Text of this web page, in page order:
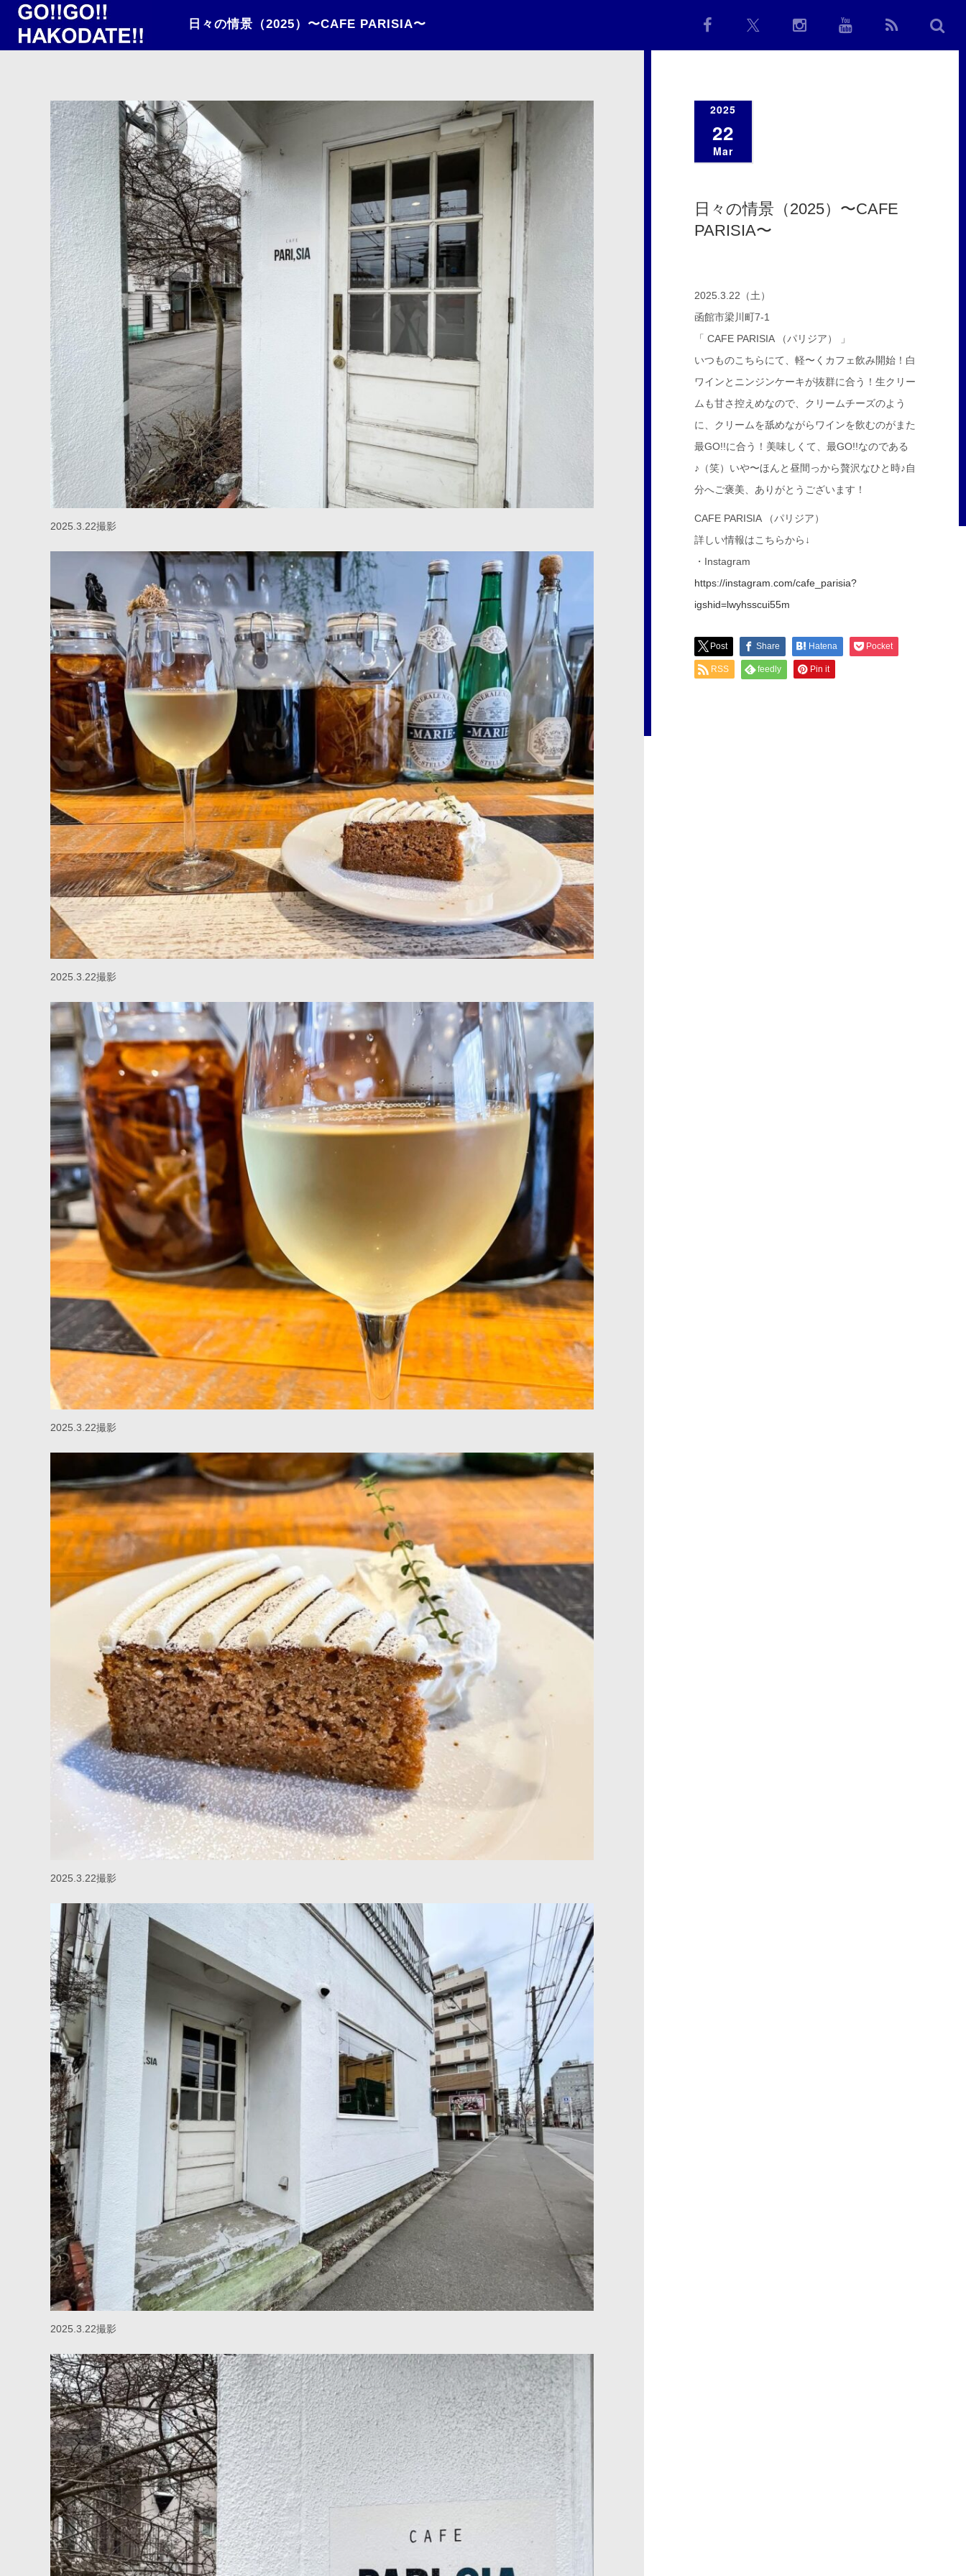
日々の情景（2025）〜CAFE PARISIA〜
2025.3.22撮影
2025.3.22撮影
2025.3.22撮影
2025.3.22撮影
2025.3.22撮影
2025
22
Mar
日々の情景（2025）〜CAFE
PARISIA〜
2025.3.22（土）
函館市梁川町7-1
「 CAFE PARISIA （パリジア） 」
いつものこちらにて、軽〜くカフェ飲み開始！白
ワインとニンジンケーキが抜群に合う！生クリー
ムも甘さ控えめなので、クリームチーズのよう
に、クリームを舐めながらワインを飲むのがまた
最GO!!に合う！美味しくて、最GO!!なのである
♪（笑）いや〜ほんと昼間っから贅沢なひと時♪自
分へご褒美、ありがとうございます！
CAFE PARISIA （パリジア）
詳しい情報はこちらから↓
・Instagram
https://instagram.com/cafe_parisia?
igshid=lwyhsscui55m
Post Share Hatena Pocket
RSS feedly Pin it